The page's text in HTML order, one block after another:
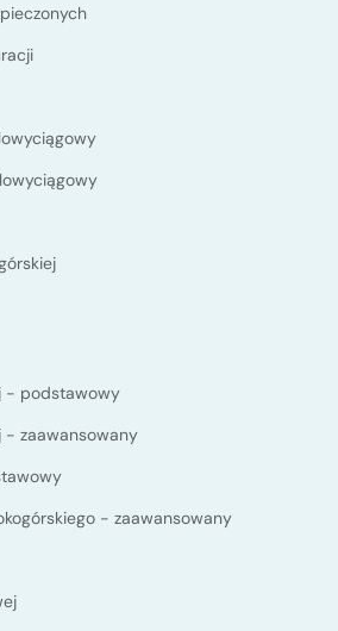
- podstawowy
- zaawansowany
- zaawansowany